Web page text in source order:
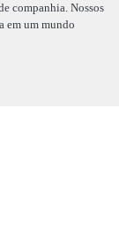
companhia. Nossos
em um mundo